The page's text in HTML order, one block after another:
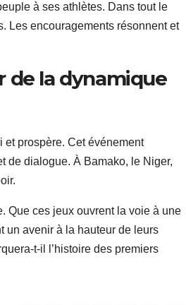
à ses athlètes. Dans tout le
Les encouragements résonnent et
de la dynamique
et prospère. Cet événement
de dialogue. À Bamako, le Niger,
Que ces jeux ouvrent la voie à une
un avenir à la hauteur de leurs
t-il l’histoire des premiers